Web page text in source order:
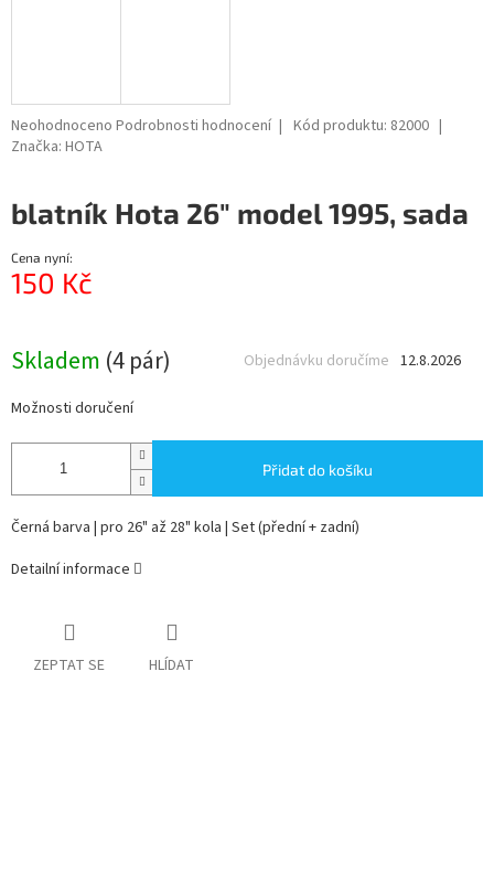
Průměrné
hodnocení
0,0
z
5
hvězdiček.
Neohodnoceno Podrobnosti hodnocení Kód produktu: 82000
Značka: HOTA
blatník Hota 26" model 1995, sada
Cena nyní:
150 Kč
Skladem (4 pár) 12.8.2026
Objednávku doručíme
Možnosti doručení
Přidat do košíku
Černá barva | pro 26" až 28" kola | Set (přední + zadní)
Detailní informace
ZEPTAT SE HLÍDAT